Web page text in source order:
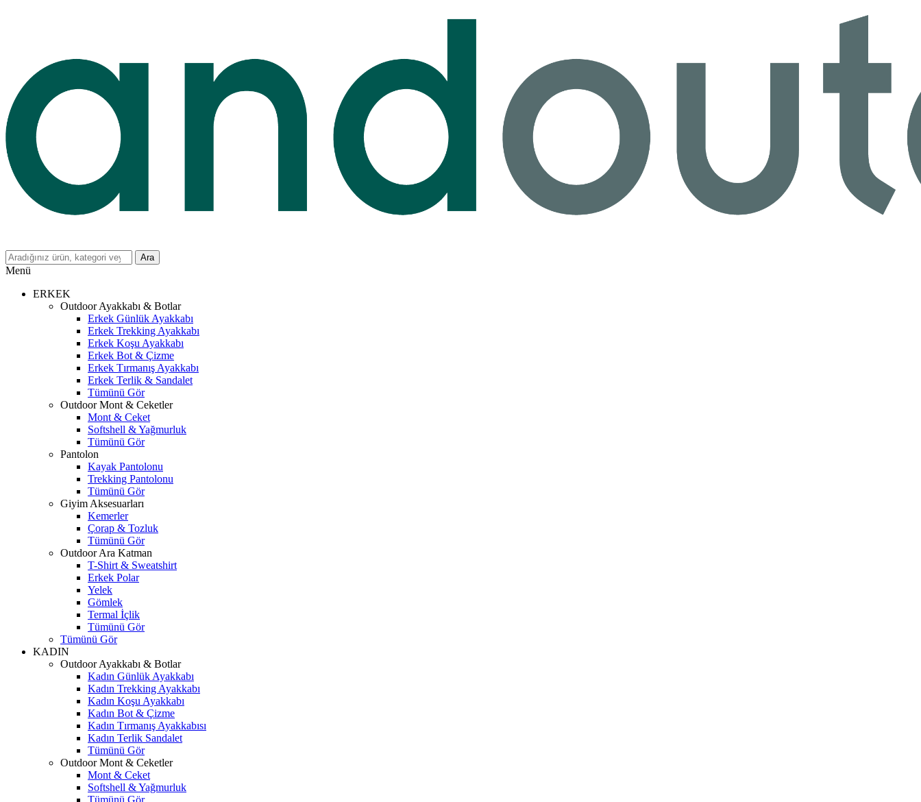
Ara
Menü
ERKEK
Outdoor Ayakkabı & Botlar
Erkek Günlük Ayakkabı
Erkek Trekking Ayakkabı
Erkek Koşu Ayakkabı
Erkek Bot & Çizme
Erkek Tırmanış Ayakkabı
Erkek Terlik & Sandalet
Tümünü Gör
Outdoor Mont & Ceketler
Mont & Ceket
Softshell & Yağmurluk
Tümünü Gör
Pantolon
Kayak Pantolonu
Trekking Pantolonu
Tümünü Gör
Giyim Aksesuarları
Kemerler
Çorap & Tozluk
Tümünü Gör
Outdoor Ara Katman
T-Shirt & Sweatshirt
Erkek Polar
Yelek
Gömlek
Termal İçlik
Tümünü Gör
Tümünü Gör
KADIN
Outdoor Ayakkabı & Botlar
Kadın Günlük Ayakkabı
Kadın Trekking Ayakkabı
Kadın Koşu Ayakkabı
Kadın Bot & Çizme
Kadın Tırmanış Ayakkabısı
Kadın Terlik Sandalet
Tümünü Gör
Outdoor Mont & Ceketler
Mont & Ceket
Softshell & Yağmurluk
Tümünü Gör